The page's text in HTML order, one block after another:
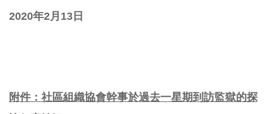
2020年2月 13 日
附件：社區組織協會幹事於過去一星期到訪監獄的探